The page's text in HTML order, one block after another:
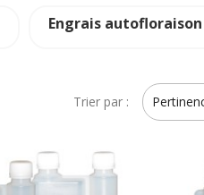
Engrais autofloraison
Trier par :